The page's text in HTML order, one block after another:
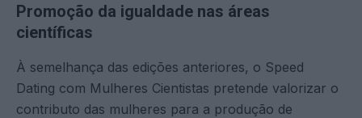
Promoção da igualdade nas áreas
científicas
À semelhança das edições anteriores, o Speed
Dating com Mulheres Cientistas pretende valorizar o
contributo das mulheres para a produção de